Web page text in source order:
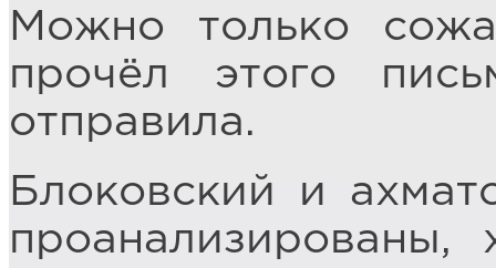
Можно только
прочёл этого
отправила.
Блоковский и